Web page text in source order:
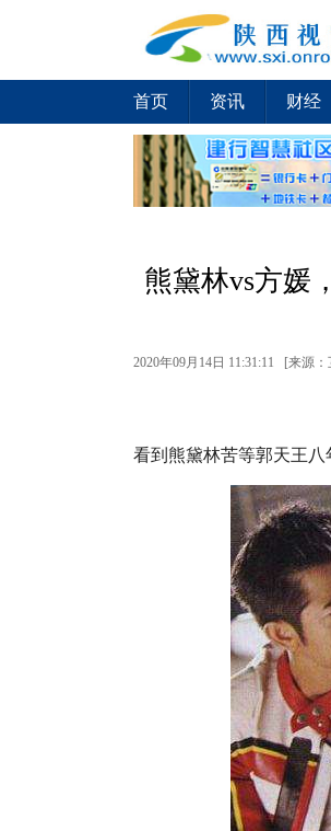
首页 资讯 财经
熊黛林vs方媛
2020年09月14日 11:31:11 [来源
看到熊黛林苦等郭天王八